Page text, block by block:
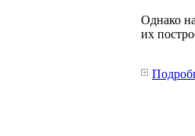
Однако
их